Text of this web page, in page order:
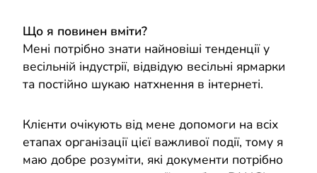
Що я повинен вміти?
Мені потрібно знати найновіші тенденції у
весільній індустрії, відвідую весільні ярмарки
та постійно шукаю натхнення в інтернеті.
Клієнти очікують від мене допомоги на всіх
етапах організації цієї важливої події, тому я
маю добре розуміти, які документи потрібно